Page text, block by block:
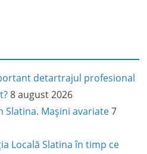
detartrajul profesional
8 august 2026
Slatina. Mașini avariate 7
Locală Slatina în timp ce